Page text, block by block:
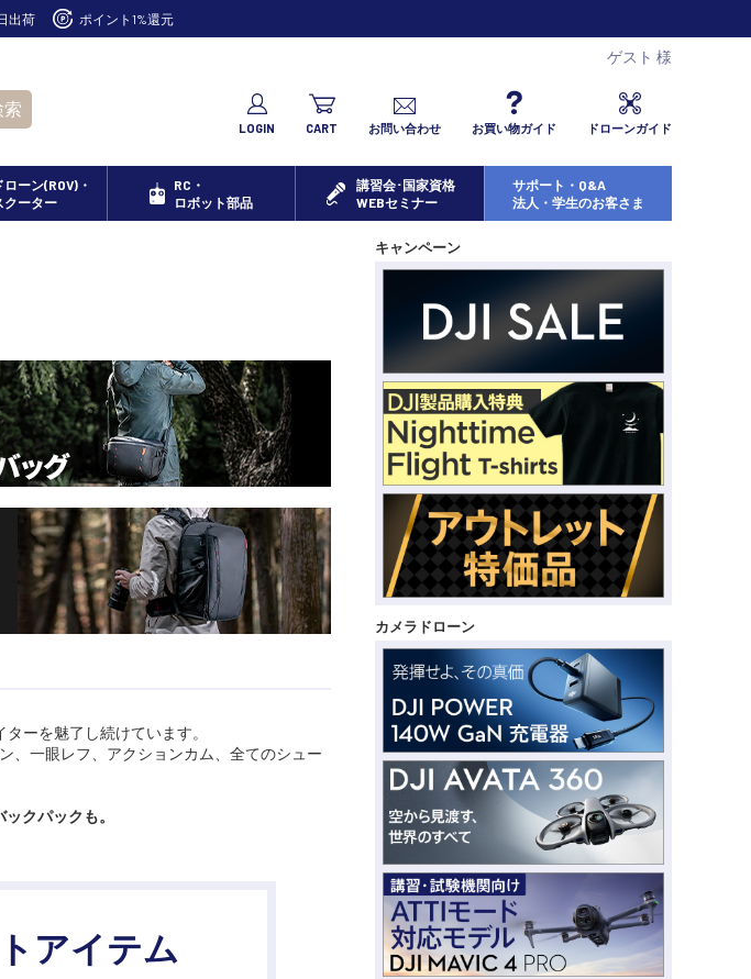
出荷 ポイント1%還元
ゲスト 様
索
LOGIN CART お問い合わせ お買い物ガイド ドローンガイド
ーン(ROV)・
クーター
RC・
ロボット部品
講習会･国家資格
WEBセミナー
サポート・Q&A
法人・学生のお客さま
キャンペーン
カメラドローン
ーを魅了し続けています。
、一眼レフ、アクションカム、全てのシュー
クパックも。
アイテム